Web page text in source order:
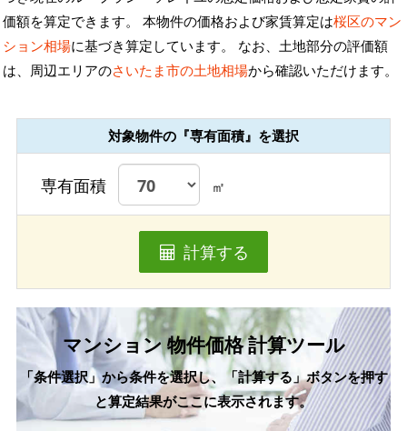
価額を算定できます。 本物件の価格および家賃算定は桜区のマン
ション相場に基づき算定しています。 なお、土地部分の評価額
は、周辺エリアのさいたま市の土地相場から確認いただけます。
対象物件の『専有面積』を選択
専有面積 ㎡
計算する
マンション 物件価格 計算ツール
「条件選択」から条件を選択し、「計算する」ボタンを押す
と算定結果がここに表示されます。